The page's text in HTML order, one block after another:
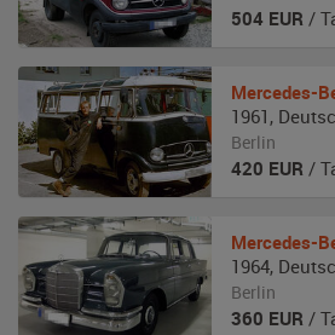
504 EUR /
Mercedes-
1961 ,
Berlin
420 EUR /
Mercedes-
1964,
Berlin
360 EUR /